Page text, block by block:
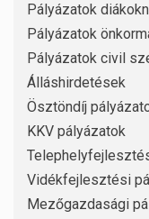
Pályázatok
Pályázatok
Pályázatok civil
Álláshirdetések
Ösztöndíj
KKV pályázatok
Vidékfejlesztési
Mezőgazdasági